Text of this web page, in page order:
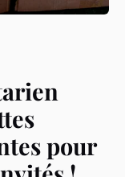
pour